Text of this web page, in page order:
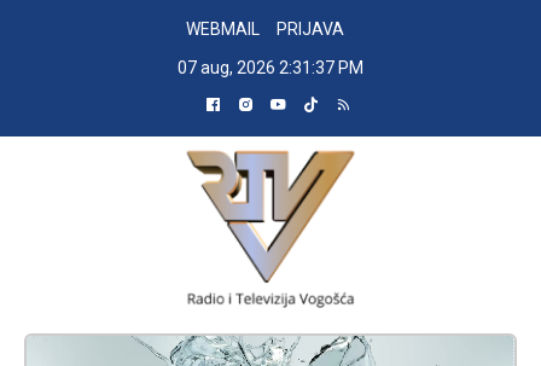
WEBMAIL
PRIJAVA
07 aug, 2026 2:31:37 PM
RADIO TELEVIZIJA VOGOŠĆA